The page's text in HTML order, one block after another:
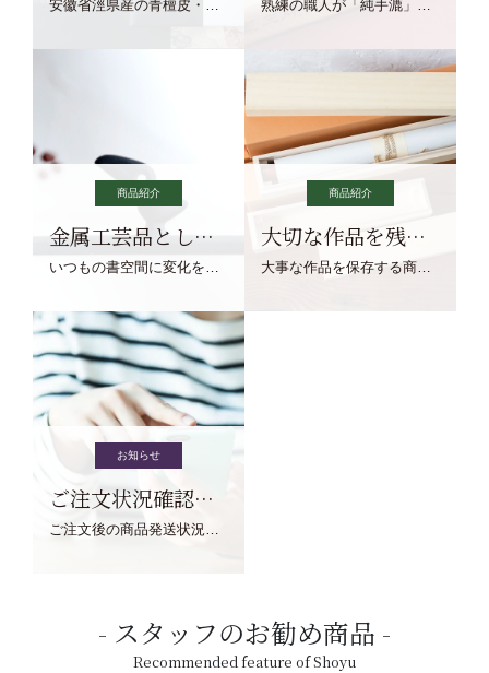
商品紹介
金属工芸品としての文鎮
商品紹介
大切な作品を残す作品保存商品
お知らせ
ご注文状況確認について
スタッフのお勧め商品
Recommended feature of Shoyu